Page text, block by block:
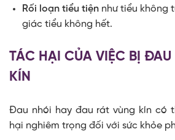
Rối loạn tiểu tiệnnhư tiểu không
giác tiểu không hết.
TÁC HẠI CỦA VIỆC BỊ
KÍN
Đau nhói hay đau rát vùng kín có
hại nghiêm trọng đối với sức khỏe